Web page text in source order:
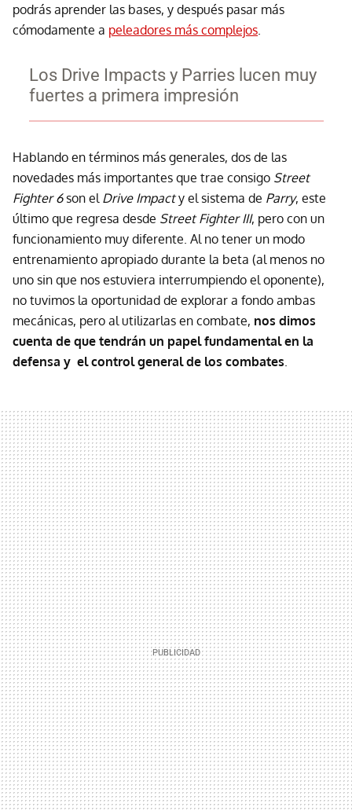
podrás aprender las bases, y después pasar más
cómodamente a peleadores más complejos
Los Drive Impacts y Parries lucen muy
fuertes a primera impresión
Hablando en términos más generales, dos de las
novedades más importantes que trae consigo Street
Fighter 6son el Drive Impacty el sistema de Parry, este
último que regresa desde Street Fighter III, pero con un
funcionamiento muy diferente. Al no tener un modo
entrenamiento apropiado durante la beta (al menos no
uno sin que nos estuviera interrumpiendo el oponente),
no tuvimos la oportunidad de explorar a fondo ambas
mecánicas, pero al utilizarlas en combate, nos dimos
cuenta de que tendrán un papel fundamental en la
defensa y el control general de los combates